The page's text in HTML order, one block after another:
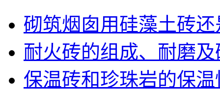
砌筑烟囱用硅藻土砖
耐火砖的组成、耐磨
保温砖和珍珠岩的保